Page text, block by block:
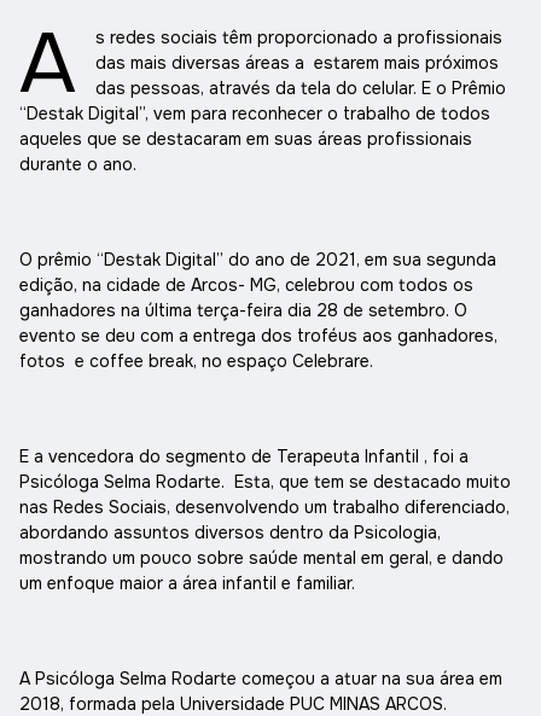
A
s redes sociais têm proporcionado a profissionais
das mais diversas áreas a estarem mais próximos
das pessoas, através da tela do celular. E o Prêmio
“Destak Digital”, vem para reconhecer o trabalho de todos
aqueles que se destacaram em suas áreas profissionais
durante o ano.
O prêmio “Destak Digital” do ano de 2021, em sua segunda
edição, na cidade de Arcos- MG, celebrou com todos os
ganhadores na última terça-feira dia 28 de setembro. O
evento se deu com a entrega dos troféus aos ganhadores,
fotos e coffee break, no espaço Celebrare.
E a vencedora do segmento de Terapeuta Infantil , foi a
Psicóloga Selma Rodarte. Esta, que tem se destacado muito
nas Redes Sociais, desenvolvendo um trabalho diferenciado,
abordando assuntos diversos dentro da Psicologia,
mostrando um pouco sobre saúde mental em geral, e dando
um enfoque maior a área infantil e familiar.
A Psicóloga Selma Rodarte começou a atuar na sua área em
2018, formada pela Universidade PUC MINAS ARCOS.